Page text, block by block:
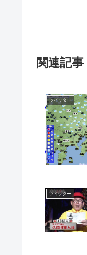
関連記事
ツイッター
ツイッター